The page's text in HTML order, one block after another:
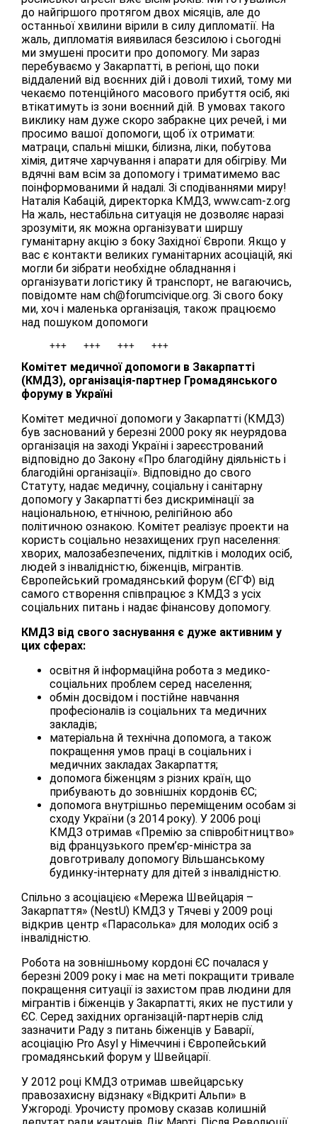
до найгіршого протягом двох місяців, але до
останньої хвилини вірили в силу дипломатії. На
жаль, дипломатія виявилася безсилою і сьогодні
ми змушені просити про допомогу. Ми зараз
перебуваємо у Закарпатті, в регіоні, що поки
віддалений від воєнних дій і доволі тихий, тому ми
чекаємо потенційного масового прибуття осіб, які
втікатимуть із зони воєнний дій. В умовах такого
виклику нам дуже скоро забракне цих речей, і ми
просимо вашої допомоги, щоб їх отримати:
матраци, спальні мішки, білизна, ліки, побутова
хімія, дитяче харчування і апарати для обігріву. Ми
вдячні вам всім за допомогу і триматимемо вас
поінформованими й надалі. Зі сподіваннями миру!
Наталія Кабацій, директорка КМДЗ, www.cam-z.org
На жаль, нестабільна ситуація не дозволяє наразі
зрозуміти, як можна організувати ширшу
гуманітарну акцію з боку Західної Європи. Якщо у
вас є контакти великих гуманітарних асоціацій, які
могли би зібрати необхідне обладнання і
організувати логістику й транспорт, не вагаючись,
повідомте нам ch@forumcivique.org. Зі свого боку
ми, хоч і маленька організація, також працюємо
над пошуком допомоги
Комітет медичної допомоги в Закарпатті
(КМДЗ), організація-партнер Громадянського
форуму в Україні
Комітет медичної допомоги у Закарпатті (КМДЗ)
був заснований у березні 2000 року як неурядова
організація на заході Україні і зареєстрований
відповідно до Закону «Про благодійну діяльність і
благодійні організації». Відповідно до свого
Статуту, надає медичну, соціальну і санітарну
допомогу у Закарпатті без дискримінації за
національною, етнічною, релігійною або
політичною ознакою. Комітет реалізує проекти на
користь соціально незахищених груп населення:
хворих, малозабезпечених, підлітків і молодих осіб,
людей з інвалідністю, біженців, мігрантів.
Європейський громадянський форум (ЄГФ) від
самого створення співпрацює з КМДЗ з усіх
соціальних питань і надає фінансову допомогу.
КМДЗ від свого заснування є дуже активним у
цих сферах:
освітня й інформаційна робота з медико-
соціальних проблем серед населення;
обмін досвідом і постійне навчання
професіоналів із соціальних та медичних
закладів;
матеріальна й технічна допомога, а також
покращення умов праці в соціальних і
медичних закладах Закарпаття;
допомога біженцям з різних країн, що
прибувають до зовнішніх кордонів ЄС;
допомога внутрішньо переміщеним особам зі
сходу України (з 2014 року). У 2006 році
КМДЗ отримав «Премію за співробітництво»
від французького прем’єр-міністра за
довготривалу допомогу Вільшанському
будинку-інтернату для дітей з інвалідністю.
Спільно з асоціацією «Мережа Швейцарія –
Закарпаття» (NestU) КМДЗ у Тячеві у 2009 році
відкрив центр «Парасолька» для молодих осіб з
інвалідністю.
Робота на зовнішньому кордоні ЄС почалася у
березні 2009 року і має на меті покращити тривале
покращення ситуації із захистом прав людини для
мігрантів і біженців у Закарпатті, яких не пустили у
ЄС. Серед західних організацій-партнерів слід
зазначити Раду з питань біженців у Баварії,
асоціацію Pro Asyl у Німеччині і Європейський
громадянський форум у Швейцарії.
У 2012 році КМДЗ отримав швейцарську
правозахисну відзнаку «Відкриті Альпи» в
Ужгороді. Урочисту промову сказав колишній